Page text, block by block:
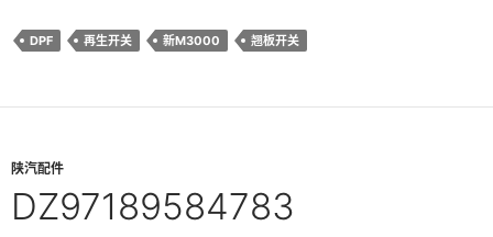
DPF 再生开关 新M3000 翘板开关
陕汽配件
DZ97189584783